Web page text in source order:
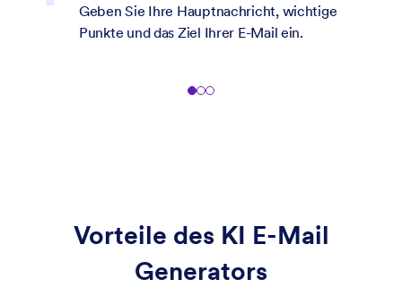
Geben Sie Ihre Hauptnachricht, wichtige
Punkte und das Ziel Ihrer E-Mail ein.
Vorteile des KI E-Mail
Generators